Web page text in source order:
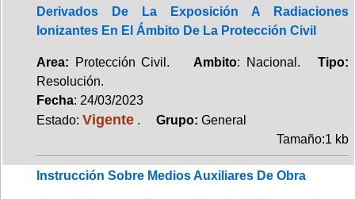
Derivados De La Exposición A Radiaciones
Ionizantes En El Ámbito De La Protección Civil
Area: Protección Civil. Ambito: Nacional. Tipo:
Resolución.
Fecha: 24/03/2023
Estado: Vigente . Grupo: General
Tamaño:1 kb
Instrucción Sobre Medios Auxiliares De Obra